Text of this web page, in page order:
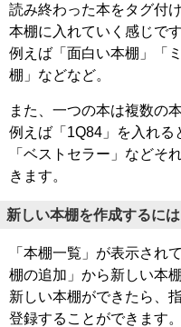
読み終わった本をタグ付
本棚に入れていく感じです
例えば「面白い本棚」「
棚」などなど。
また、一つの本は複数の
例えば「1Q84」を入れる
「ベストセラー」などそ
きます。
新しい本棚を作成するには
「本棚一覧」が表示され
棚の追加」から新しい本
新しい本棚ができたら、
登録することができます。